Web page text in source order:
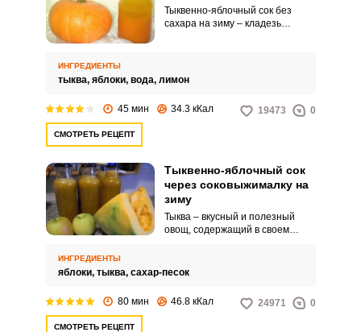
Тыквенно-яблочный сок без
сахара на зиму – кладезь
напитка на зиму.
ИНГРЕДИЕНТЫ
тыква, яблоки, вода, лимон
45 мин 34.3 кКал 19473 0
СМОТРЕТЬ РЕЦЕПТ
Тыквенно-яблочный сок
через соковыжималку на
зиму
Тыква – вкусный и полезный
овощ, содержащий в своем
готовят вкусную выпечку,
заготовки на зиму.
ИНГРЕДИЕНТЫ
яблоки, тыква, сахар-песок
80 мин 46.8 кКал 24971 0
СМОТРЕТЬ РЕЦЕПТ